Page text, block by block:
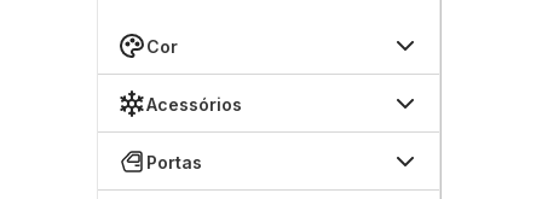
Cor
Acessórios
Portas